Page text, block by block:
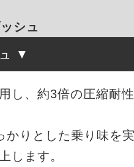
シュ
し、約3倍の圧縮耐
かりとした乗り味を
します。